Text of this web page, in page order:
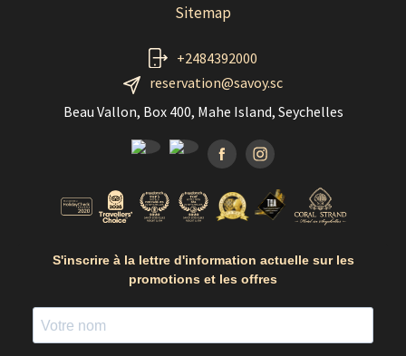
Sitemap
+2484392000
reservation@savoy.sc
Beau Vallon, Box 400, Mahe Island, Seychelles
FacebookInstagramm
S'inscrire à la lettre d'information actuelle sur les
promotions et les offres